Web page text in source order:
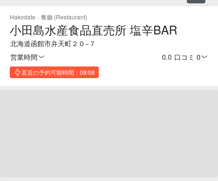
Hakodate · 餐廳 (Restaurant)
小田島水産食品直売所 塩辛BAR
北海道函館市弁天町２０−７
営業時間
0.0 口コミ 0
直近の予約可能時間：08/08